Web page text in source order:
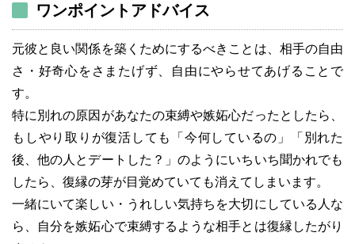
ワンポイントアドバイス
元彼と良い関係を築くためにするべきことは、相手の自由
さ・好奇心をさまたげず、自由にやらせてあげることで
す。
特に別れの原因があなたの束縛や嫉妬心だったとしたら、
もしやり取りが復活しても「今何しているの」「別れた
後、他の人とデートした？」のようにいちいち聞かれでも
したら、復縁の芽が目覚めていても消えてしまいます。
一緒にいて楽しい・うれしい気持ちを大切にしている人な
ら、自分を嫉妬心で束縛するような相手とは復縁したがり